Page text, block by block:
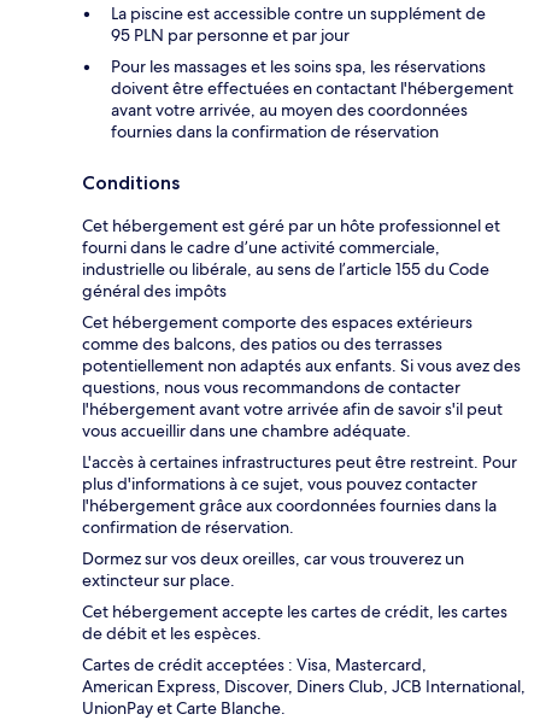
La piscine est accessible contre un supplément de
95 PLN par personne et par jour
Pour les massages et les soins spa, les réservations
doivent être effectuées en contactant l'hébergement
avant votre arrivée, au moyen des coordonnées
fournies dans la confirmation de réservation
Conditions
Cet hébergement est géré par un hôte professionnel et
fourni dans le cadre d’une activité commerciale,
industrielle ou libérale, au sens de l’article 155 du Code
général des impôts
Cet hébergement comporte des espaces extérieurs
comme des balcons, des patios ou des terrasses
potentiellement non adaptés aux enfants. Si vous avez des
questions, nous vous recommandons de contacter
l'hébergement avant votre arrivée afin de savoir s'il peut
vous accueillir dans une chambre adéquate.
L'accès à certaines infrastructures peut être restreint. Pour
plus d'informations à ce sujet, vous pouvez contacter
l'hébergement grâce aux coordonnées fournies dans la
confirmation de réservation.
Dormez sur vos deux oreilles, car vous trouverez un
extincteur sur place.
Cet hébergement accepte les cartes de crédit, les cartes
de débit et les espèces.
Cartes de crédit acceptées : Visa, Mastercard,
American Express, Discover, Diners Club, JCB International,
UnionPay et Carte Blanche.